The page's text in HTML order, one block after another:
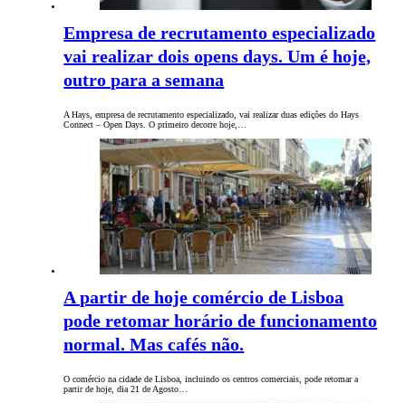
Empresa de recrutamento especializado
vai realizar dois opens days. Um é hoje,
outro para a semana
A Hays, empresa de recrutamento especializado, vai realizar duas edições do Hays
Connect – Open Days. O primeiro decorre hoje,…
A partir de hoje comércio de Lisboa
pode retomar horário de funcionamento
normal. Mas cafés não.
O comércio na cidade de Lisboa, incluindo os centros comerciais, pode retomar a
partir de hoje, dia 21 de Agosto…